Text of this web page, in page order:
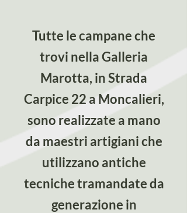
Tutte le campane che
trovi nella Galleria
Marotta, in Strada
Carpice 22 a Moncalieri,
sono realizzate a mano
da maestri artigiani che
utilizzano antiche
tecniche tramandate da
generazione in